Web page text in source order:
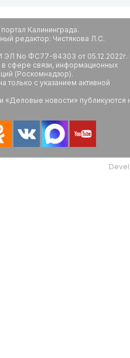
Калининграда.
редактор: Чистякова Л.С.
ЭЛ No ФС77-84303 от
сфере связи, информационных
(Роскомнадзор).
с указанием активной
«Деловые новости» публикуются